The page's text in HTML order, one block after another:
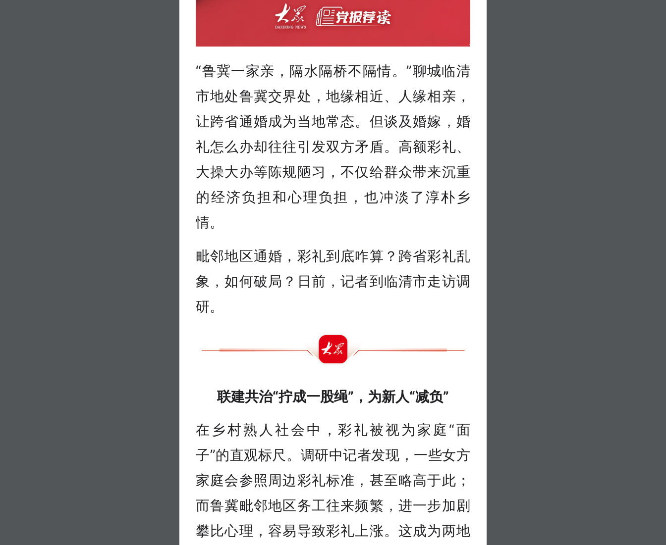
“鲁冀一家亲，隔水隔桥不隔情。”聊城临清
市地处鲁冀交界处，地缘相近、人缘相亲，
让跨省通婚成为当地常态。但谈及婚嫁，婚
礼怎么办却往往引发双方矛盾。高额彩礼、
大操大办等陈规陋习，不仅给群众带来沉重
的经济负担和心理负担，也冲淡了淳朴乡
情。
毗邻地区通婚，彩礼到底咋算？跨省彩礼乱
象，如何破局？日前，记者到临清市走访调
研。
联建共治“拧成一股绳”，为新人“减负”
在乡村熟人社会中，彩礼被视为家庭“面
子”的直观标尺。调研中记者发现，一些女方
家庭会参照周边彩礼标准，甚至略高于此；
而鲁冀毗邻地区务工往来频繁，进一步加剧
攀比心理，容易导致彩礼上涨。这成为两地